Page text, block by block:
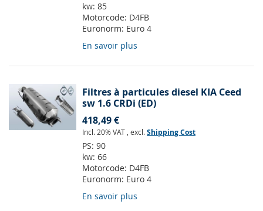
kw: 85
Motorcode: D4FB
Euronorm: Euro 4
En savoir plus
Filtres à particules diesel KIA Ceed
sw 1.6 CRDi (ED)
418,49 €
Incl. 20% VAT , excl.Shipping Cost
PS: 90
kw: 66
Motorcode: D4FB
Euronorm: Euro 4
En savoir plus